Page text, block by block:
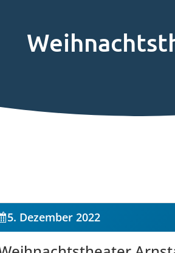
5. Dezember 2022